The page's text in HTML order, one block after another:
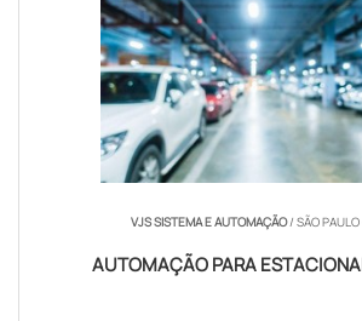
VJS SISTEMA E AUTOMAÇÃO/ SÃO PAULO
AUTOMAÇÃO PARA